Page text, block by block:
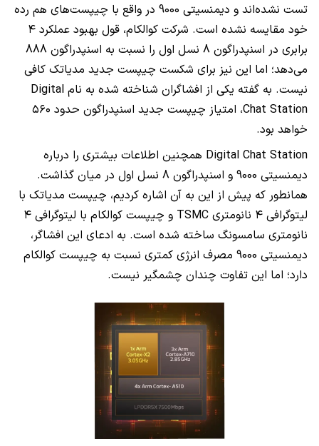
تست نشده‌اند و دیمنسیتی 9000 در واقع با چیپست‌های هم رده
خود مقایسه نشده است. شرکت کوالکام، قول بهبود عملکرد ۴
برابری در اسنپدراگون 8 نسل اول را نسبت به اسنپدراگون 888
می‌دهد؛ اما این نیز برای شکست چیپست جدید مدیاتک کافی
نیست. به گفته یکی از افشاگران شناخته شده به نام Digital
Chat Station
، امتیاز چیپست جدید اسنپدراگون حدود ۵۶۰
خواهد بود.
Digital Chat Station همچنین اطلاعات بیشتری را درباره
دیمنسیتی 9000 و اسنپدراگون 8 نسل اول در میان گذاشت.
همانطور که پیش از این به آن اشاره کردیم، چیپست مدیاتک با
لیتوگرافی ۴ نانومتری
TSMC
و چیپست کوالکام با لیتوگرافی ۴
نانومتری سامسونگ ساخته شده است. به ادعای این افشاگر،
دیمنسیتی 9000 مصرف انرژی کمتری نسبت به چیپست کوالکام
دارد؛ اما این تفاوت چندان چشمگیر نیست.